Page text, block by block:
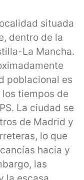
situada
dentro de la
La Mancha.
poblacional es
tiempos de
La ciudad se
de Madrid y
lo que
hacia y
las